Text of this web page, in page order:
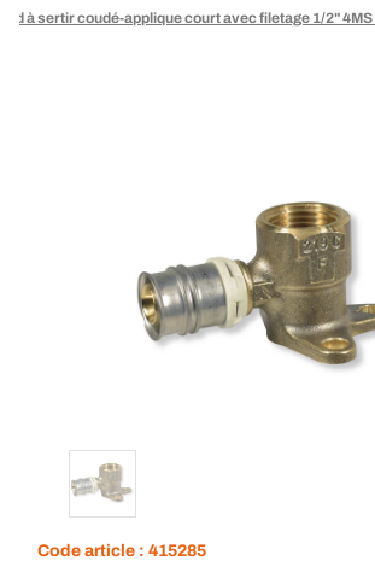
à sertir coudé-applique court avec filetage 1/2"
Code article : 415285